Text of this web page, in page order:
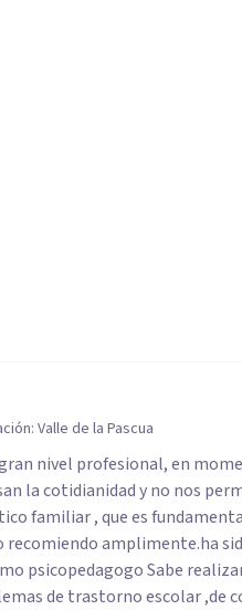
Valle de la Pascua
nivel profesional, en
la cotidianidad y no nos
familiar , que es
amplimente.ha
psicopedagogo Sabe
de trastorno escolar ,de